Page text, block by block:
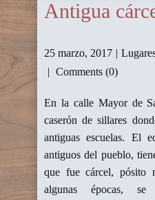
Antigua
25 marzo, 2017
Comments (0)
En la calle Mayor de
caserón de sillares
antiguas escuelas. El
antiguos del pueblo,
que fue cárcel, pósito
algunas épocas,